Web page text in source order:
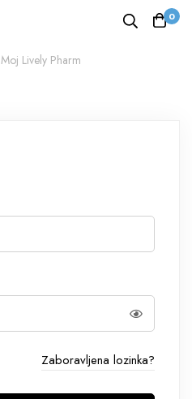
0
Moj Lively Pharm
Zaboravljena lozinka?